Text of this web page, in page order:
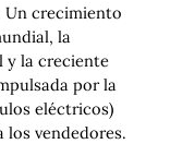
Un crecimiento
la
y la creciente
por la
eléctricos)
los vendedores.